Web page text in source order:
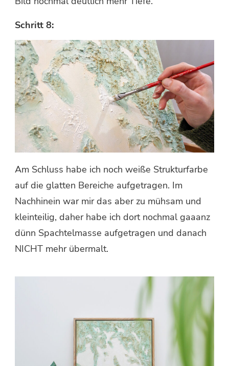
Schritt 8:
Am Schluss habe ich noch weiße Strukturfarbe
auf die glatten Bereiche aufgetragen. Im
Nachhinein war mir das aber zu mühsam und
kleinteilig, daher habe ich dort nochmal gaaanz
dünn Spachtelmasse aufgetragen und danach
NICHT mehr übermalt.